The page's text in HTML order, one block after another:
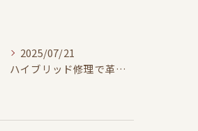
2025/07/21
ハイブリッド修理で革ソファーをリーズナブルに再生